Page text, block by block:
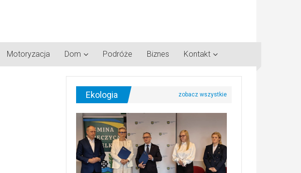
Motoryzacja Dom Podróże Biznes Kontakt
Ekologia